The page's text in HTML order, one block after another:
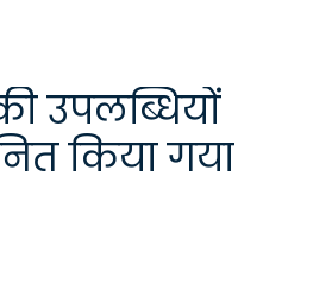
उपलब्धियों
किया गया